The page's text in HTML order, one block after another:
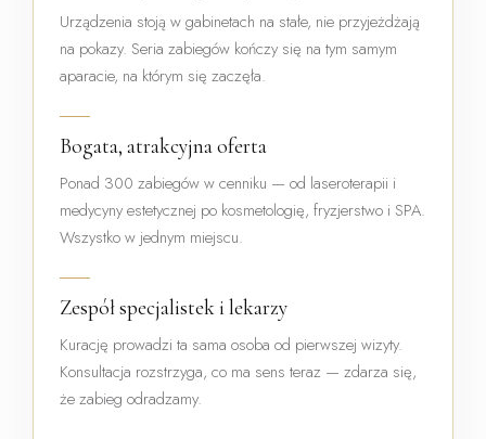
Urządzenia stoją w gabinetach na stałe, nie przyjeżdżają
na pokazy. Seria zabiegów kończy się na tym samym
aparacie, na którym się zaczęła.
Bogata, atrakcyjna oferta
Ponad 300 zabiegów w cenniku — od laseroterapii i
medycyny estetycznej po kosmetologię, fryzjerstwo i SPA.
Wszystko w jednym miejscu.
Zespół specjalistek i lekarzy
Kurację prowadzi ta sama osoba od pierwszej wizyty.
Konsultacja rozstrzyga, co ma sens teraz — zdarza się,
że zabieg odradzamy.